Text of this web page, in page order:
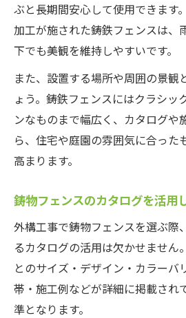
ぶと長期間安心して使用できます
加工が施された鋳鉄フェンスは、
下でも美観を維持しやすいです。
また、設置する場所や周囲の景観
ょう。鋳鉄フェンスにはクラシッ
ンなものまで幅広く、カタログや
ら、住宅や庭園の雰囲気に合った
高まります。
鋳物フェンスのカタログを活用
外構工事で鋳物フェンスを選ぶ際
るカタログの活用は欠かせません
とのサイズ・デザイン・カラーバ
帯・施工例などが詳細に掲載され
準となります。